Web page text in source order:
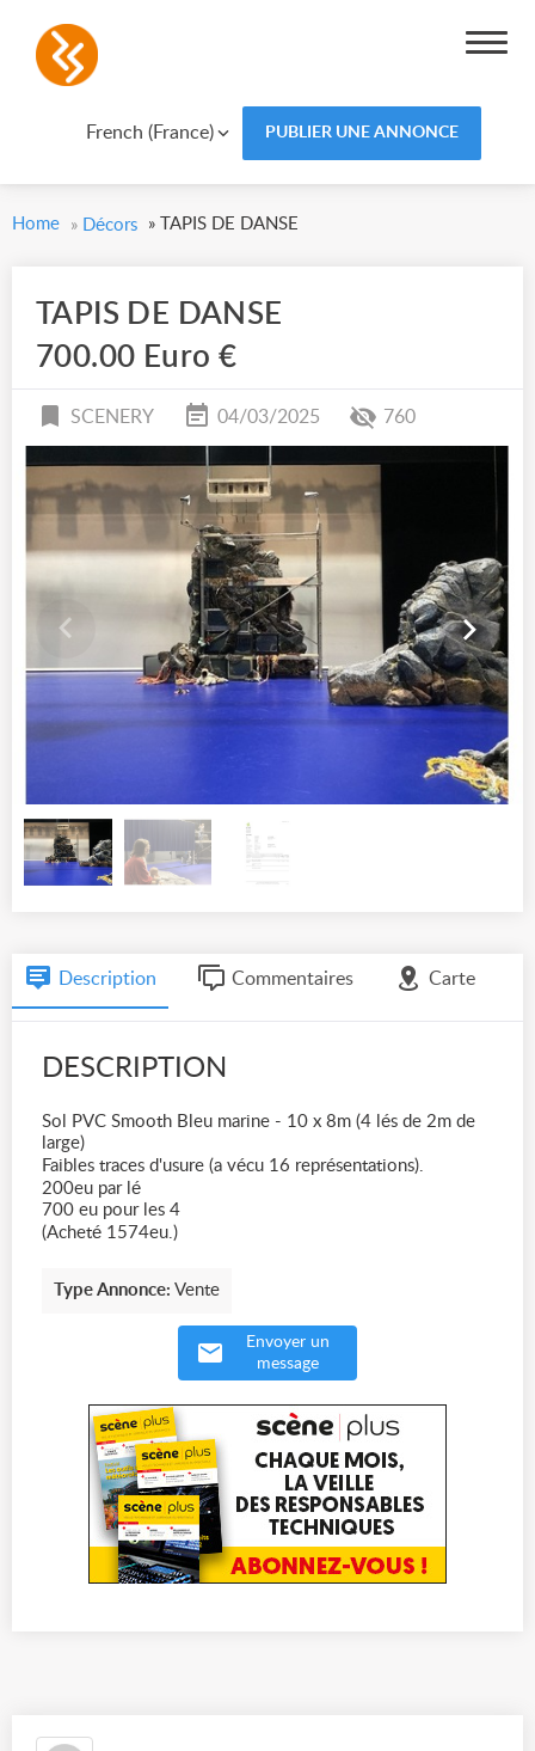
French (France) PUBLIER UNE ANNONCE
Home » Décors » TAPIS DE DANSE
TAPIS DE DANSE
700.00 Euro €
SCENERY 04/03/2025 760
Description Commentaires Carte
DESCRIPTION
Sol PVC Smooth Bleu marine - 10 x 8m (4 lés de 2m de
large)
Faibles traces d'usure (a vécu 16 représentations).
200eu par lé
700 eu pour les 4
(Acheté 1574eu.)
Type Annonce: Vente
Envoyer un
message